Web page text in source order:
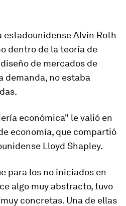
estadounidense Alvin Roth
dentro de la teoría de
de mercados de
demanda, no estaba
económica" le valió en
economía, que compartió
Lloyd Shapley.
para los no iniciados en
algo muy abstracto, tuvo
concretas. Una de ellas